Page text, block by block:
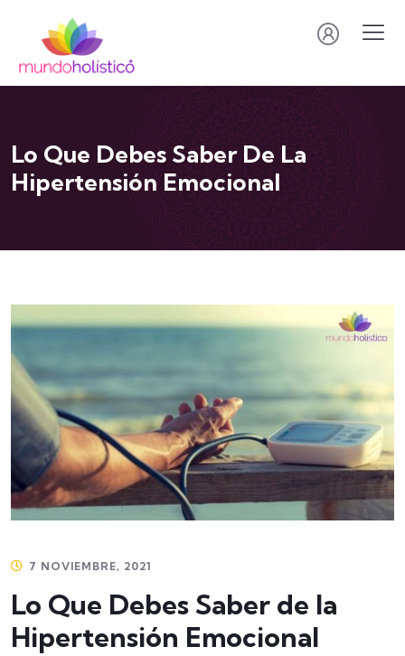
Lo Que Debes Saber De La
Hipertensión Emocional
7 NOVIEMBRE, 2021
Lo Que Debes Saber de la
Hipertensión Emocional